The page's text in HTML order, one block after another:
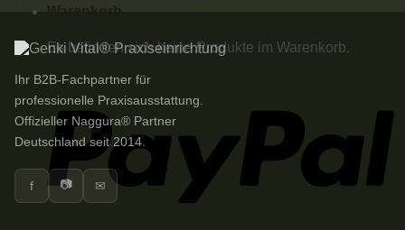
Warenkorb
Es befinden sich keine Produkte im Warenkorb.
Ihr B2B-Fachpartner für
professionelle Praxisausstattung.
Offizieller Naggura® Partner
Deutschland seit 2014.
f 📷 ✉